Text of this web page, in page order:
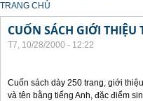
YOU ARE HERE
TRANG CHỦ
CUỐN SÁCH GIỚI
T7, 10/28/2000 - 12:22
Cuốn sách dày 250 trang, giới
và tên bằng tiếng Anh, đặc điểm